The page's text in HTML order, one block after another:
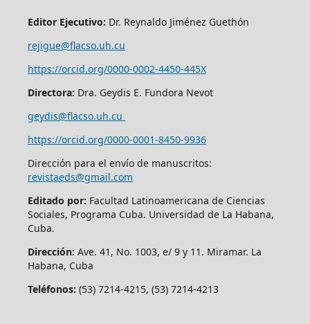
Editor Ejecutivo: Dr. Reynaldo Jiménez Guethón
rejigue@flacso.uh.cu
https://orcid.org/0000-0002-4450-445X
Directora: Dra. Geydis E. Fundora Nevot
geydis@flacso.uh.cu
https://orcid.org/0000-0001-8450-9936
Dirección para el envío de manuscritos:
revistaeds@gmail.com
Editado por: Facultad Latinoamericana de Ciencias
Sociales, Programa Cuba. Universidad de La Habana,
Cuba.
Dirección: Ave. 41, No. 1003, e/ 9 y 11. Miramar. La
Habana, Cuba
Teléfonos: (53) 7214-4215, (53) 7214-4213